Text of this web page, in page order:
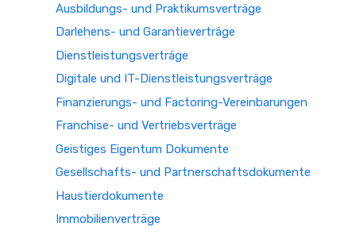
Ausbildungs- und Praktikumsverträge
Darlehens- und Garantieverträge
Dienstleistungsverträge
Digitale und IT-Dienstleistungsverträge
Finanzierungs- und Factoring-Vereinbarungen
Franchise- und Vertriebsverträge
Geistiges Eigentum Dokumente
Gesellschafts- und Partnerschaftsdokumente
Haustierdokumente
Immobilienverträge